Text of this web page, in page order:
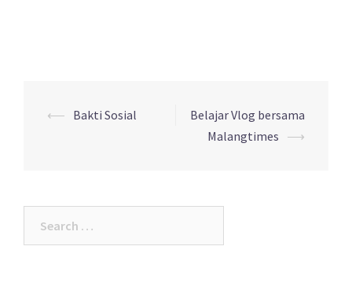
⟵ Bakti Sosial
Belajar Vlog bersama
Malangtimes ⟶